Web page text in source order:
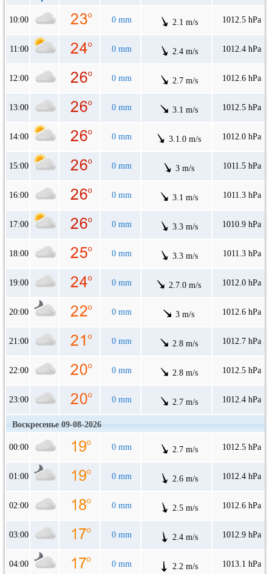
10:00 0 mm 2.1 m/s 1012.5 hPa
11:00 0 mm 2.4 m/s 1012.4 hPa
12:00 0 mm 2.7 m/s 1012.6 hPa
13:00 0 mm 3.1 m/s 1012.5 hPa
14:00 0 mm 3.1.0 m/s 1012.0 hPa
15:00 0 mm 3 m/s 1011.5 hPa
16:00 0 mm 3.1 m/s 1011.3 hPa
17:00 0 mm 3.3 m/s 1010.9 hPa
18:00 0 mm 3.3 m/s 1011.3 hPa
19:00 0 mm 2.7.0 m/s 1012.0 hPa
20:00 0 mm 3 m/s 1012.6 hPa
21:00 0 mm 2.8 m/s 1012.7 hPa
22:00 0 mm 2.8 m/s 1012.5 hPa
23:00 0 mm 2.7 m/s 1012.4 hPa
Воскресенье 09-08-2026
00:00 0 mm 2.7 m/s 1012.5 hPa
01:00 0 mm 2.6 m/s 1012.4 hPa
02:00 0 mm 2.5 m/s 1012.6 hPa
03:00 0 mm 2.4 m/s 1012.9 hPa
04:00 0 mm 2.2 m/s 1013.1 hPa